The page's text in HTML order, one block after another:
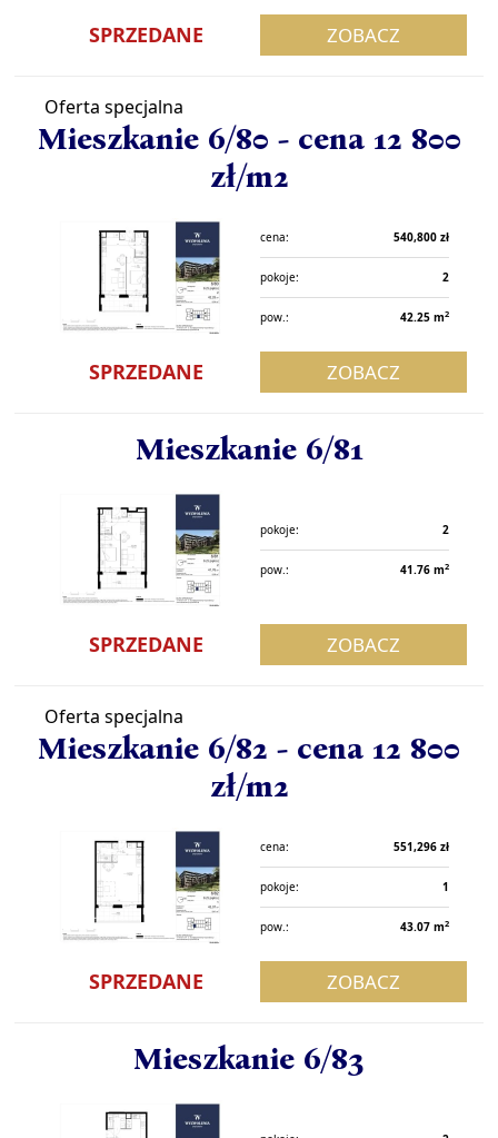
SPRZEDANE ZOBACZ
Oferta specjalna
Mieszkanie 6/80 - cena 12 800
zł/m2
cena: 540,800 zł
pokoje: 2
pow.: 42.25 m2
SPRZEDANE ZOBACZ
Mieszkanie 6/81
pokoje: 2
pow.: 41.76 m2
SPRZEDANE ZOBACZ
Oferta specjalna
Mieszkanie 6/82 - cena 12 800
zł/m2
cena: 551,296 zł
pokoje: 1
pow.: 43.07 m2
SPRZEDANE ZOBACZ
Mieszkanie 6/83